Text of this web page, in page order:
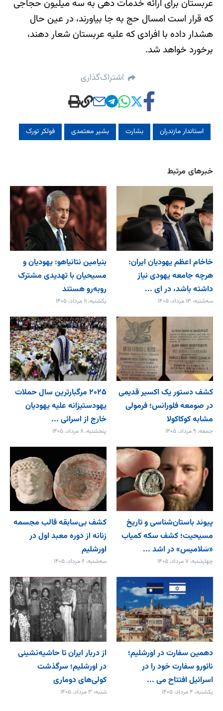
عربستان برای ارائه خدمات دهی به سه میلیون حجاجی
که قرار است امسال حج به جا بیاورند، در عین حال
هشدار داده با افرادی که علیه عربستان شعار دهند،
برخورد خواهد شد.
اشتراک‌گذاری
استاندار مازندران بشارت بشیر معتمدی فولکر تورک
خبرهای مرتبط
خاخام اعظم یهودیان ایران:
هرچه جامعه یهودی نیاز
داشته باشد، در ای ...
سه‌شنبه، ۱۳ مرداد، ۱۴۰۵
بنیامین نتانیاهو: یهودیان و
مسیحیان با تهدیدی مشترک
روبه‌رو هستند
یکشنبه، ۱۱ مرداد، ۱۴۰۵
کشف دستور یک اکسیر قدیمی
در صومعه فلورانس؛ فرمولی
مشابه کوکاکولا
جمعه، ۹ مرداد، ۱۴۰۵
۲۰۲۵ مرگبارترین سال حملات
یهودستیزانه علیه یهودیان
خارج از اسرائی ...
پنجشنبه، ۸ مرداد، ۱۴۰۵
پیوند باستان‌شناسی و تاریخ
مسیحیت؛ کشف سکه کمیاب
«سَلامیس» در اشد ...
چهارشنبه، ۷ مرداد، ۱۴۰۵
کشف بی‌سابقه قالب مجسمه
زنانه از دوره معبد اول در
اورشلیم
سه‌شنبه، ۶ مرداد، ۱۴۰۵
دهمین سفارت در اورشلیم؛
نائورو سفارت خود را در
اسرائیل افتتاح می‌ ...
یکشنبه، ۴ مرداد، ۱۴۰۵
از دربار ایران تا حاشیه‌نشینی
در اورشلیم؛ سرگذشت
کولی‌های دوماری
شنبه، ۳ مرداد، ۱۴۰۵